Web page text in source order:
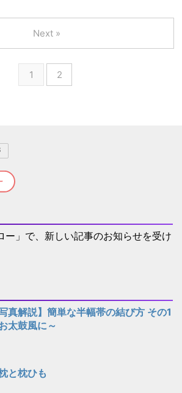
1 2
Next »
」で、新しい記事のお知らせを受け
写真解説】簡単な半幅帯の結び方 その1
太鼓風に～
と枕ひも